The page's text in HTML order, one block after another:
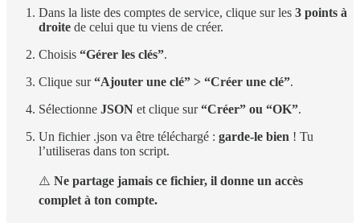
Dans la liste des comptes de service, clique sur les 3 points à
droite de celui que tu viens de créer.
Choisis “Gérer les clés”.
Clique sur“Ajouter une clé” > “Créer une clé”.
Sélectionne JSON et clique sur“Créer” ou “OK”.
Un fichier .json va être téléchargé : garde-le bien ! Tu
l’utiliseras dans ton script.
⚠️ Ne partage jamais ce fichier, il donne un accès
complet à ton compte.